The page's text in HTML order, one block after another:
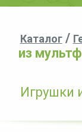
Каталог/
из
Игрушки